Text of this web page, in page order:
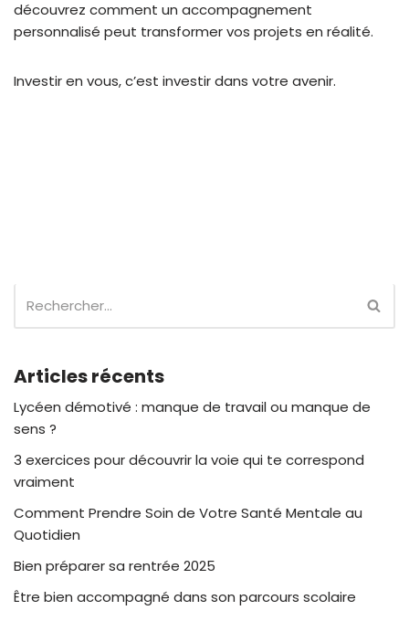
découvrez comment un accompagnement
personnalisé peut transformer vos projets en réalité.
Investir en vous, c’est investir dans votre avenir.
Articles récents
Lycéen démotivé : manque de travail ou manque de
sens ?
3 exercices pour découvrir la voie qui te correspond
vraiment
Comment Prendre Soin de Votre Santé Mentale au
Quotidien
Bien préparer sa rentrée 2025
Être bien accompagné dans son parcours scolaire